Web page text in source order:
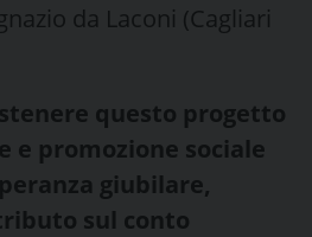
da Laconi (Cagliari
questo progetto
e promozione sociale
giubilare,
sul conto